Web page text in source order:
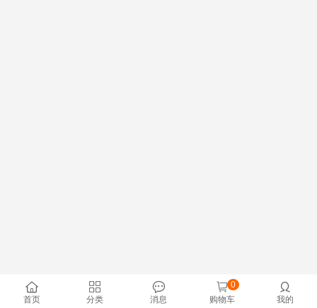

首页

分类

消息

购物车
0 
我的